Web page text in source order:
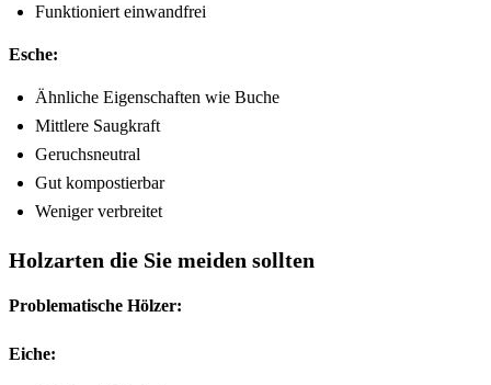
Funktioniert einwandfrei
Esche:
Ähnliche Eigenschaften wie Buche
Mittlere Saugkraft
Geruchsneutral
Gut kompostierbar
Weniger verbreitet
Holzarten die Sie meiden sollten
Problematische Hölzer:
Eiche: